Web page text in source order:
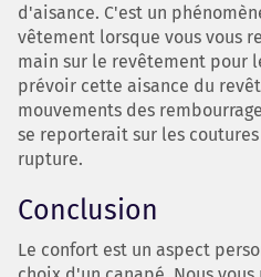
d'aisance. C'est un
vêtement lorsque vous vous
main sur le revêtement pour
prévoir cette aisance du
mouvements des
se reporterait sur les
rupture.
Conclusion
Le confort est un aspect